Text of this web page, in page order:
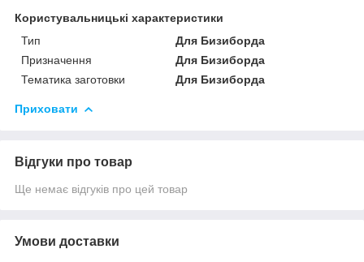
Користувальницькі характеристики
Тип
Для Бизиборда
Призначення
Для Бизиборда
Тематика заготовки
Для Бизиборда
Приховати
Відгуки про товар
Ще немає відгуків про цей товар
Умови доставки